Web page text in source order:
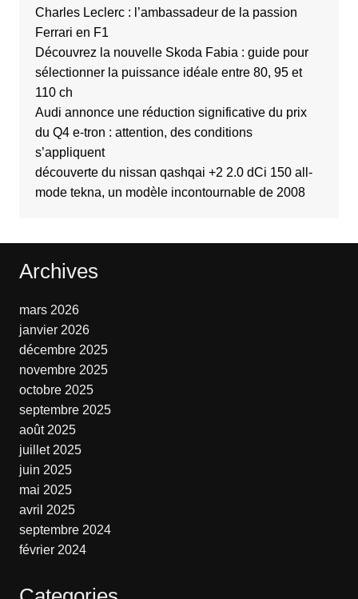
Charles Leclerc : l’ambassadeur de la passion
Ferrari en F1
Découvrez la nouvelle Skoda Fabia : guide pour
sélectionner la puissance idéale entre 80, 95 et
110 ch
Audi annonce une réduction significative du prix
du Q4 e-tron : attention, des conditions
s’appliquent
découverte du nissan qashqai +2 2.0 dCi 150 all-
mode tekna, un modèle incontournable de 2008
Archives
mars 2026
janvier 2026
décembre 2025
novembre 2025
octobre 2025
septembre 2025
août 2025
juillet 2025
juin 2025
mai 2025
avril 2025
septembre 2024
février 2024